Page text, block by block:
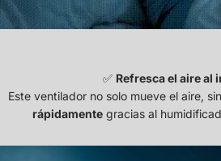
✅ Refresca el aire al
Este ventilador no solo mueve el aire,
rápidamente gracias al